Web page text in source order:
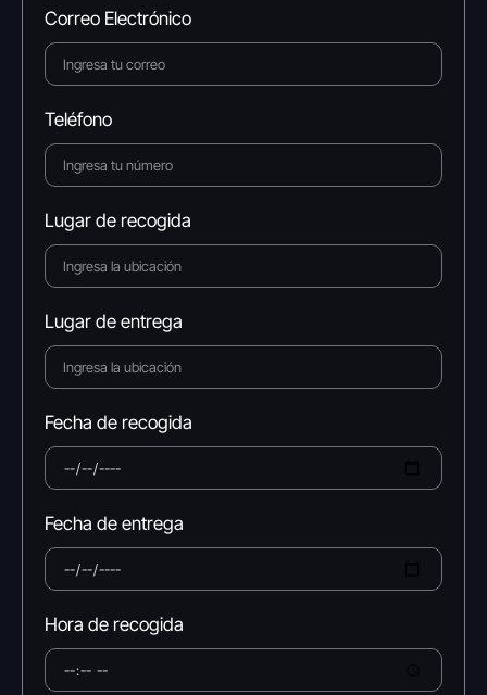
Correo Electrónico
Teléfono
Lugar de recogida
Lugar de entrega
Fecha de recogida
Fecha de entrega
Hora de recogida